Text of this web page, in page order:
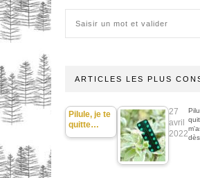
ARTICLES LES PLUS
Pilule, je te
quitte…
27
avril
2022